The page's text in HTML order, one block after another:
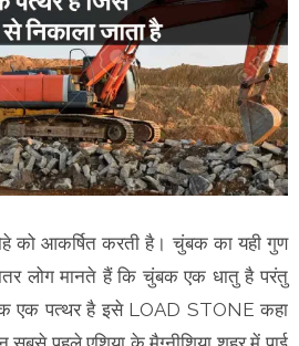
को आकर्षित करती है। चुंबक का यही गुण
लोग मानते हैं कि चुंबक एक धातु है परंतु
एक पत्थर है इसे LOAD STONE कहा